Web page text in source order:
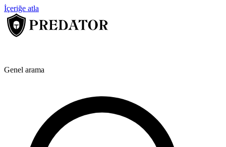
İçeriğe atla
Genel arama